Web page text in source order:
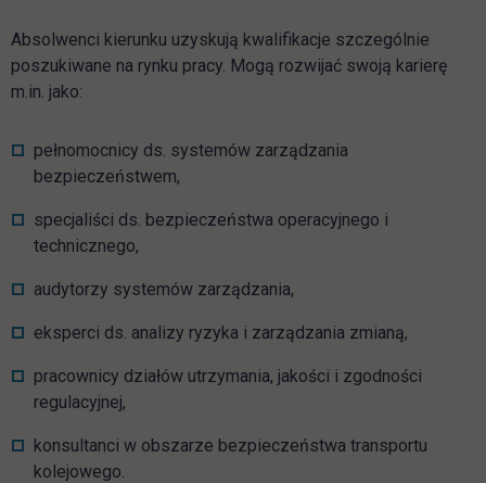
Absolwenci kierunku uzyskują kwalifikacje szczególnie
poszukiwane na rynku pracy. Mogą rozwijać swoją karierę
m.in. jako:
pełnomocnicy ds. systemów zarządzania
bezpieczeństwem,
specjaliści ds. bezpieczeństwa operacyjnego i
technicznego,
audytorzy systemów zarządzania,
eksperci ds. analizy ryzyka i zarządzania zmianą,
pracownicy działów utrzymania, jakości i zgodności
regulacyjnej,
konsultanci w obszarze bezpieczeństwa transportu
kolejowego.